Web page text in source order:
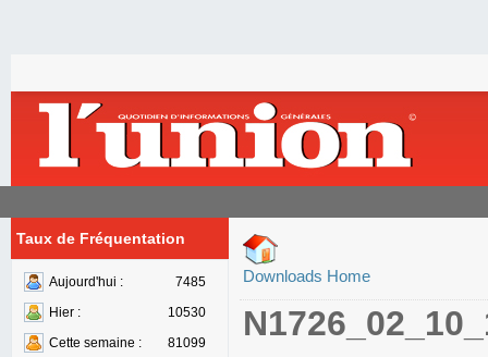
Taux de Fréquentation
Aujourd'hui :
7485
Hier :
10530
Cette semaine :
81099
Downloads Home